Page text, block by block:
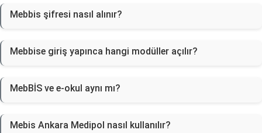
Mebbis şifresi nasıl alınır?
Mebbise giriş yapınca hangi modüller açılır?
MebBİS ve e-okul aynı mı?
Mebis Ankara Medipol nasıl kullanılır?